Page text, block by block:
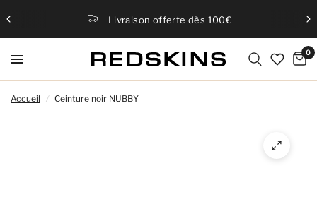
Livraison offerte dès 100€
0
Accueil / Ceinture noir NUBBY